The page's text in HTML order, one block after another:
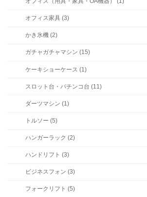
オフィス家具 (3)
かき氷機 (2)
ガチャガチャマシン (15)
ケーキショーケース (1)
スロット台・パチンコ台 (11)
ダーツマシン (1)
トルソー (5)
ハンガーラック (2)
ハンドリフト (3)
ビジネスフォン (3)
フォークリフト (5)